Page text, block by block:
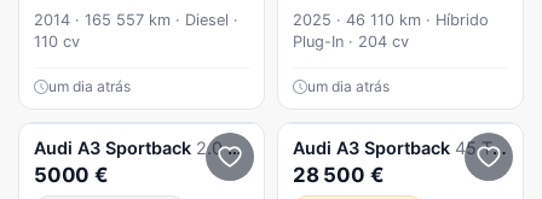
2014 · 165 557 km · Diesel ·
110 cv
um dia atrás
2025 · 46 110 km · Híbrido
Plug-In · 204 cv
um dia atrás
Audi A3 Sportback 2.0 TDI
5000 €
Audi A3 Sportback 45 TFSIe S tronic S line
28 500 €